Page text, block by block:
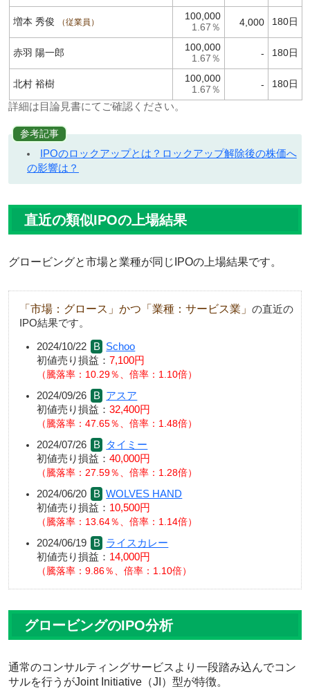
増本 秀俊 従業員
100,000
1.67％ 4,000 180日
赤羽 陽一郎 100,000
1.67％ - 180日
北村 裕樹 100,000
1.67％ - 180日
詳細は目論見書にてご確認ください。
参考記事
IPOのロックアップとは？ロックアップ解除後の株価へ
の影響は？
直近の類似IPOの上場結果
グロービングと市場と業種が同じIPOの上場結果です。
「市場：グロース」かつ「業種：サービス業」 の直近の
IPO結果です。
2024/10/22
Schoo
初値売り損益： 7,100円
騰落率：10.29％、倍率：1.10倍
2024/09/26
アスア
初値売り損益： 32,400円
騰落率：47.65％、倍率：1.48倍
2024/07/26
タイミー
初値売り損益： 40,000円
騰落率：27.59％、倍率：1.28倍
2024/06/20
WOLVES HAND
初値売り損益： 10,500円
騰落率：13.64％、倍率：1.14倍
2024/06/19
ライスカレー
初値売り損益： 14,000円
騰落率：9.86％、倍率：1.10倍
グロービングのIPO分析
通常のコンサルティングサービスより一段踏み込んでコン
サルを行うがJoint Initiative（JI）型が特徴。